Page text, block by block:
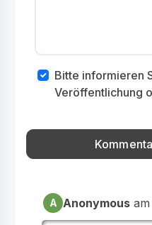
Bitte informieren
Veröffentlichung
A Anonymous